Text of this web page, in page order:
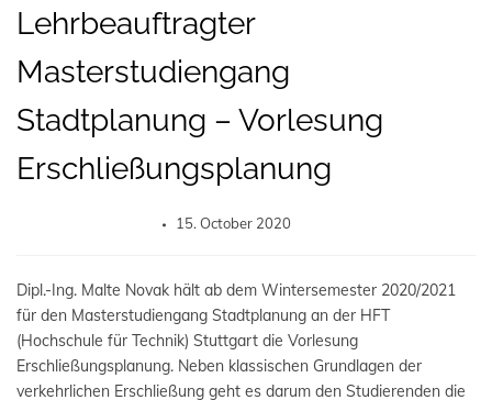
Lehrbeauftragter
Masterstudiengang
Stadtplanung – Vorlesung
Erschließungsplanung
15. October 2020
Dipl.-Ing. Malte Novak hält ab dem Wintersemester 2020/2021
für den Masterstudiengang Stadtplanung an der HFT
(Hochschule für Technik) Stuttgart die Vorlesung
Erschließungsplanung. Neben klassischen Grundlagen der
verkehrlichen Erschließung geht es darum den Studierenden die